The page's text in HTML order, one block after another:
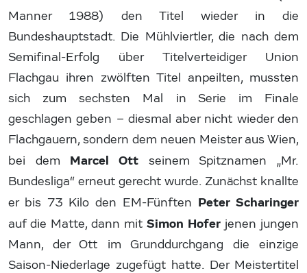
Manner 1988) den Titel wieder in die
Bundeshauptstadt. Die Mühlviertler, die nach dem
Semifinal-Erfolg über Titelverteidiger Union
Flachgau ihren zwölften Titel anpeilten, mussten
sich zum sechsten Mal in Serie im Finale
geschlagen geben – diesmal aber nicht wieder den
Flachgauern, sondern dem neuen Meister aus Wien,
bei dem Marcel Ott seinem Spitznamen „Mr.
Bundesliga“ erneut gerecht wurde. Zunächst knallte
er bis 73 Kilo den EM-Fünften Peter Scharinger
auf die Matte, dann mit Simon Hofer jenen jungen
Mann, der Ott im Grunddurchgang die einzige
Saison-Niederlage zugefügt hatte. Der Meistertitel